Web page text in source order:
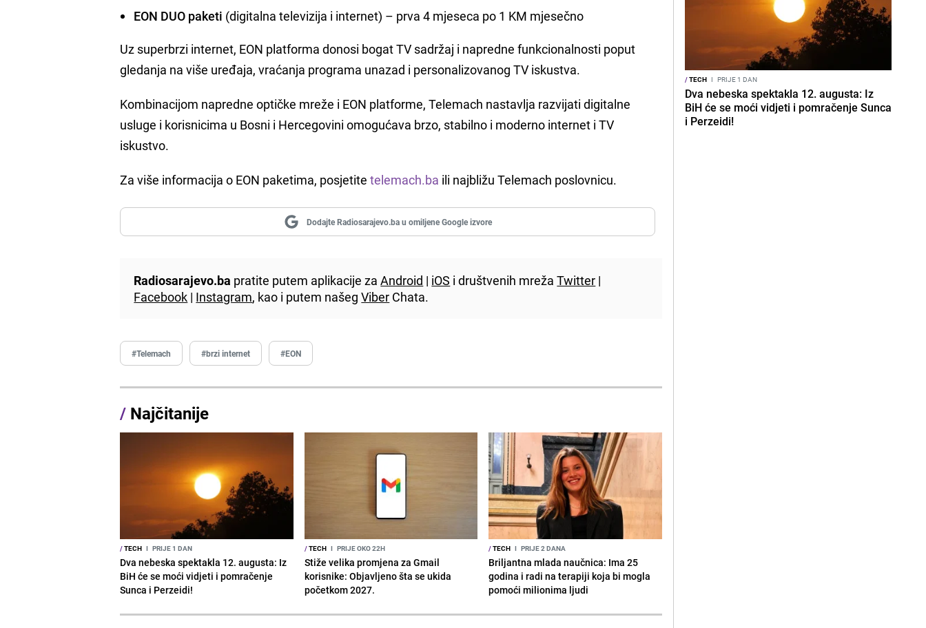
EON DUO paketi (digitalna televizija i internet) – prva 4 mjeseca po 1 KM mjesečno
Uz superbrzi internet, EON platforma donosi bogat TV sadržaj i napredne funkcionalnosti poput
gledanja na više uređaja, vraćanja programa unazad i personalizovanog TV iskustva.
Kombinacijom napredne optičke mreže i EON platforme, Telemach nastavlja razvijati digitalne
usluge i korisnicima u Bosni i Hercegovini omogućava brzo, stabilno i moderno internet i TV
iskustvo.
Za više informacija o EON paketima, posjetitetelemach.ba ili najbližu Telemach poslovnicu.
Dodajte Radiosarajevo.ba u omiljene Google izvore
Radiosarajevo.ba pratite putem aplikacije zaAndroid | iOS i društvenih mrežaTwitter |
Facebook | Instagram, kao i putem našegViber Chata.
#Telemach #brzi internet #EON
/ Najčitanije
/TECH I PRIJE 1 DAN
Dva nebeska spektakla 12. augusta: Iz
BiH će se moći vidjeti i pomračenje
Sunca i Perzeidi!
/TECH I PRIJE OKO 22H
Stiže velika promjena za Gmail
korisnike: Objavljeno šta se ukida
početkom 2027.
/TECH I PRIJE 2 DANA
Briljantna mlada naučnica: Ima 25
godina i radi na terapiji koja bi mogla
pomoći milionima ljudi
/TECH I PRIJE 1 DAN
Dva nebeska spektakla 12. augusta: Iz
BiH će se moći vidjeti i pomračenje Sunca
i Perzeidi!